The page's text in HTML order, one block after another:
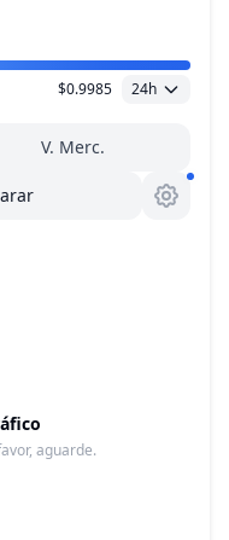
$0.9985 24h
V. Merc.
aguarde.